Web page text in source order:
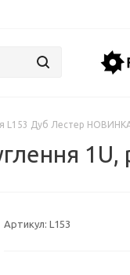
L153 Дуб Лестер
1U,
Артикул: L153